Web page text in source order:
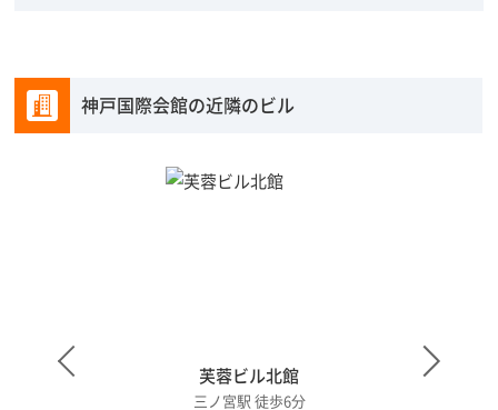
神戸国際会館の近隣のビル
芙蓉ビル北館
三ノ宮駅 徒歩6分